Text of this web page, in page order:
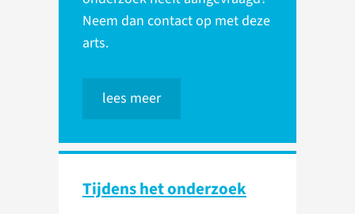
Neem dan contact op met deze
arts.
lees meer
Tijdens het onderzoek